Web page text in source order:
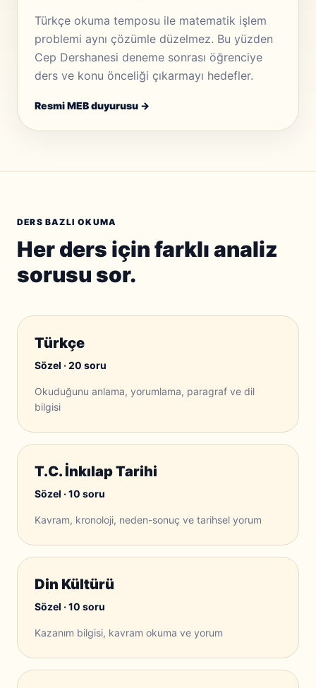
Türkçe okuma temposu ile matematik işlem
problemi aynı çözümle düzelmez. Bu yüzden
Cep Dershanesi deneme sonrası öğrenciye
ders ve konu önceliği çıkarmayı hedefler.
Resmi MEB duyurusu →
DERS BAZLI OKUMA
Her ders için farklı analiz
sorusu sor.
Türkçe
Sözel · 20 soru
Okuduğunu anlama, yorumlama, paragraf ve dil
bilgisi
T.C. İnkılap Tarihi
Sözel · 10 soru
Kavram, kronoloji, neden-sonuç ve tarihsel yorum
Din Kültürü
Sözel · 10 soru
Kazanım bilgisi, kavram okuma ve yorum